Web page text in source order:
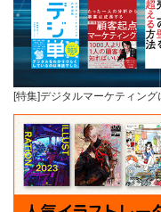
[特集]デジタルマーケティング